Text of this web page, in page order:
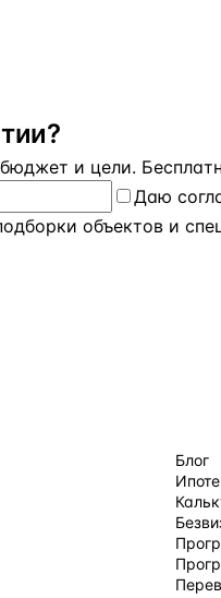
и цели.
Даю
объектов и
Блог